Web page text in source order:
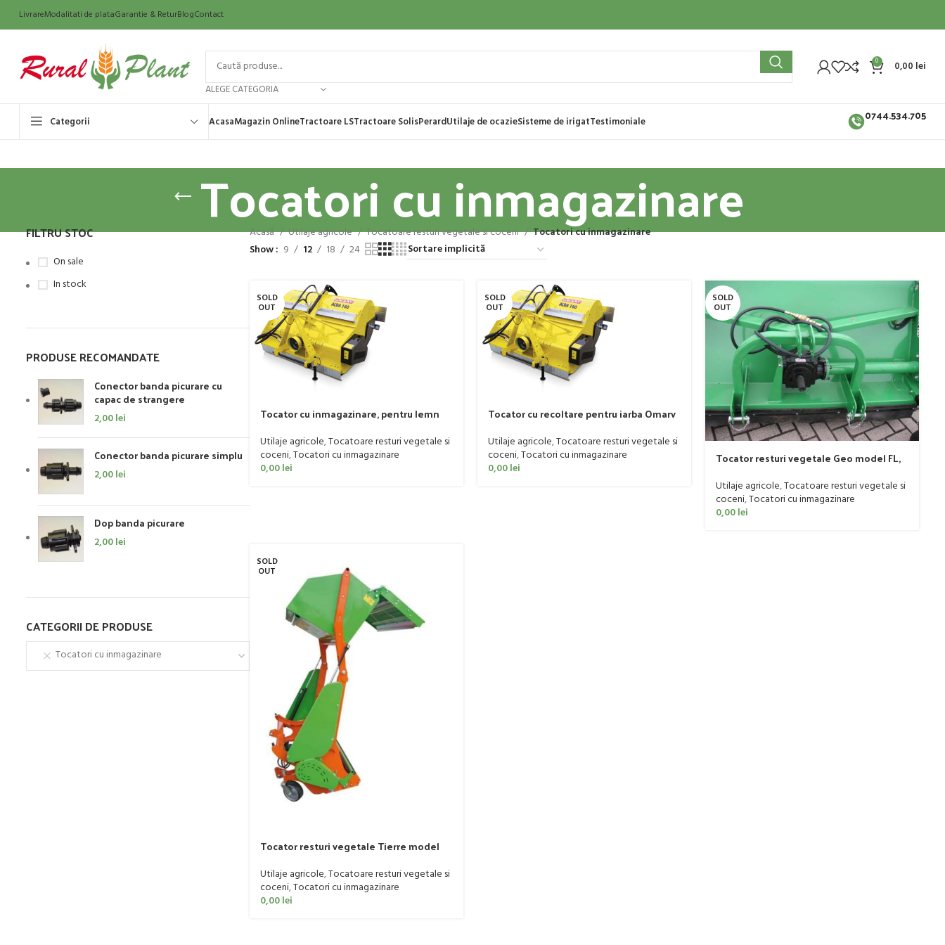
LivrareModalitati de plataGarantie & ReturBlogContact
ALEGE CATEGORIA
0 0,00 lei
Categorii AcasaMagazin OnlineTractoare LSTractoare SolisPerardUtilaje de ocazieSisteme de irigatTestimoniale 0744.534.705
Tocatori cu inmagazinare
FILTRU STOC
On sale
In stock
PRODUSE RECOMANDATE
Conector banda picurare cu
capac de strangere
2,00lei
Conector banda picurare simplu
2,00lei
Dop banda picurare
2,00lei
CATEGORII DE PRODUSE
Tocatori cu inmagazinare
Acasă Utilaje agricole Tocatoare resturi vegetale si coceni
Tocatori cu inmagazinare
Show
9 12 18 24
SOLD
OUT
Tocator cu inmagazinare, pentru lemn
Utilaje agricole,Tocatoare resturi vegetale si
coceni,Tocatori cu inmagazinare
0,00lei
SOLD
OUT
Tocator cu recoltare pentru iarba Omarv
Utilaje agricole,Tocatoare resturi vegetale si
coceni,Tocatori cu inmagazinare
0,00lei
SOLD
OUT
Tocator resturi vegetale Geo model FL,
Utilaje agricole,Tocatoare resturi vegetale si
coceni,Tocatori cu inmagazinare
0,00lei
SOLD
OUT
Tocator resturi vegetale Tierre model
Utilaje agricole,Tocatoare resturi vegetale si
coceni,Tocatori cu inmagazinare
0,00lei